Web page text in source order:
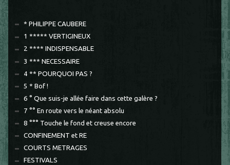
* PHILIPPE CAUBERE
1 ***** VERTIGINEUX
2 **** INDISPENSABLE
3 *** NECESSAIRE
4 ** POURQUOI PAS ?
5 * Bof !
6 ° Que suis-je allée faire dans cette galère ?
7 °° En route vers le néant absolu
8 °°° Touche le fond et creuse encore
CONFINEMENT et RE
COURTS METRAGES
FESTIVALS